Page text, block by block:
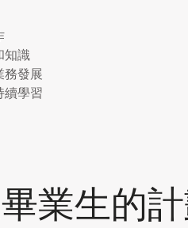
知識
務發展
續學習
業生的